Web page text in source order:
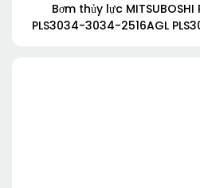
Bơm thủy lực
PLS3034-3034-2516AGL